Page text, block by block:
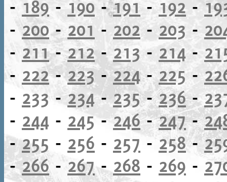
- 189- 190 -191- 192 -
-200-201 - 202 - 203 -
- 211-212-213- 214-
- 222-223-224- 225-
- 233 -234- 235-236-
- 244 - 245-246-247-
-255 - 256 - 257 - 258-
-266 - 267- 268 - 269 -